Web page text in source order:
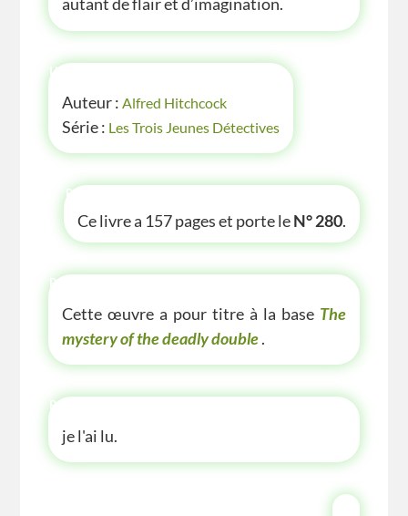
INFOS
Auteur : Alfred Hitchcock
Série : Les Trois Jeunes Détectives
P'TITE INFOS
Ce livre a 157 pages et porte leN° 280.
P'TITE(S) INFOS SUR LE LIVRE
Cette œuvre a pour titre à la base The
mystery of the deadly double.
P'TITE ANECDOTE
je l'ai lu.